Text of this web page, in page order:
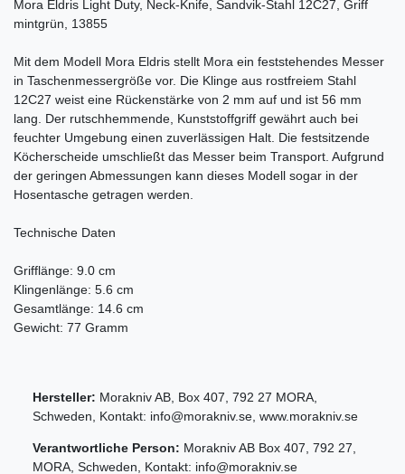
Mora Eldris Light Duty, Neck-Knife, Sandvik-Stahl 12C27, Griff
mintgrün, 13855
Mit dem Modell Mora Eldris stellt Mora ein feststehendes Messer
in Taschenmessergröße vor. Die Klinge aus rostfreiem Stahl
12C27 weist eine Rückenstärke von 2 mm auf und ist 56 mm
lang. Der rutschhemmende, Kunststoffgriff gewährt auch bei
feuchter Umgebung einen zuverlässigen Halt. Die festsitzende
Köcherscheide umschließt das Messer beim Transport. Aufgrund
der geringen Abmessungen kann dieses Modell sogar in der
Hosentasche getragen werden.
Technische Daten
Grifflänge: 9.0 cm
Klingenlänge: 5.6 cm
Gesamtlänge: 14.6 cm
Gewicht: 77 Gramm
Hersteller: Morakniv AB Box 407 792 27 MORA
Schweden , Kontakt: info@morakniv.se www.morakniv.se
Verantwortliche Person: Morakniv AB Box 407 792 27
MORA Schweden , Kontakt: info@morakniv.se